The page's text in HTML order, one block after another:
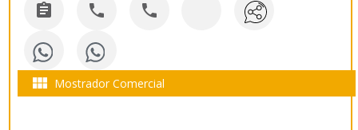
  
 Mostrador Comercial